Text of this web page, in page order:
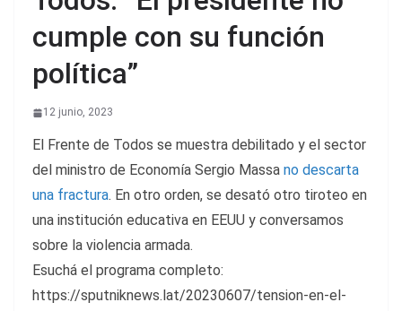
cumple con su función
política”
12 junio, 2023
El Frente de Todos se muestra debilitado y el sector
del ministro de Economía Sergio Massa no descarta
una fractura. En otro orden, se desató otro tiroteo en
una institución educativa en EEUU y conversamos
sobre la violencia armada.
Esuchá el programa completo:
https://sputniknews.lat/20230607/tension-en-el-